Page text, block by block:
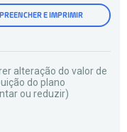
PREENCHER E IMPRIMIR
alteração do valor de
do plano
ou reduzir)